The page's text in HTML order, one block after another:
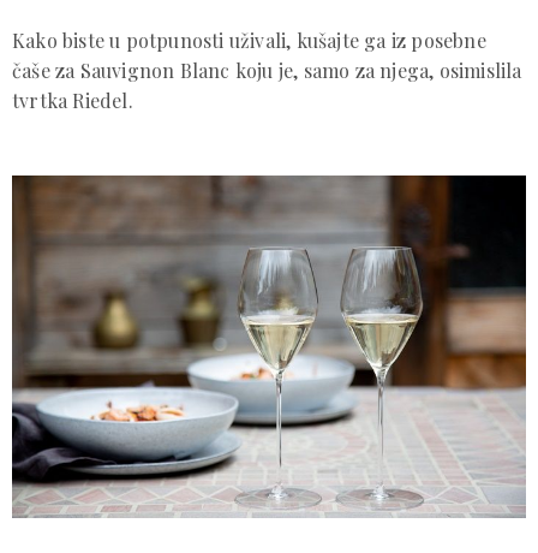
Kako biste u potpunosti uživali, kušajte ga iz posebne
čaše za Sauvignon Blanc koju je, samo za njega, osimislila
tvrtka Riedel.